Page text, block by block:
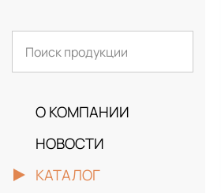
О КОМПАНИИ
НОВОСТИ
КАТАЛОГ